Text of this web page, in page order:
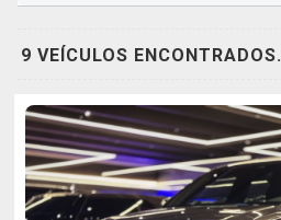
9 VEÍCULOS ENCONTRADOS.